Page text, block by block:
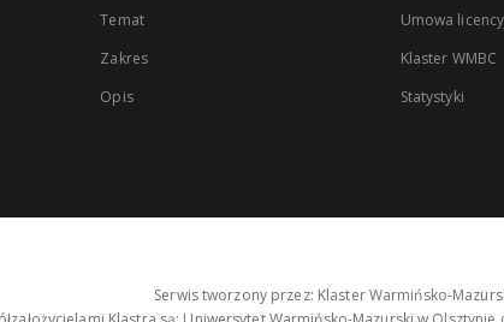
Temat
Zakres
Opis
Umowa
Klaster WMBC
Statystyki
Serwis tworzony przez: Klaster Warmińsko-